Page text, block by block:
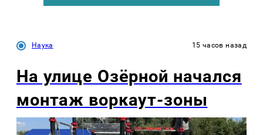
Наука 15 часов назад
На улице Озëрной начался
монтаж воркаут-зоны